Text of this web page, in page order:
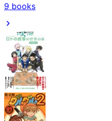
9 books